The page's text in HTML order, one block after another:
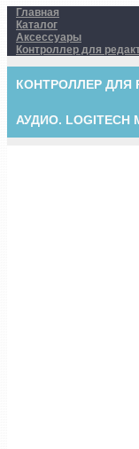
Главная
Каталог
Аксессуары
Контроллер для
КОНТРОЛЛЕР ДЛЯ
АУДИО. LOGITECH